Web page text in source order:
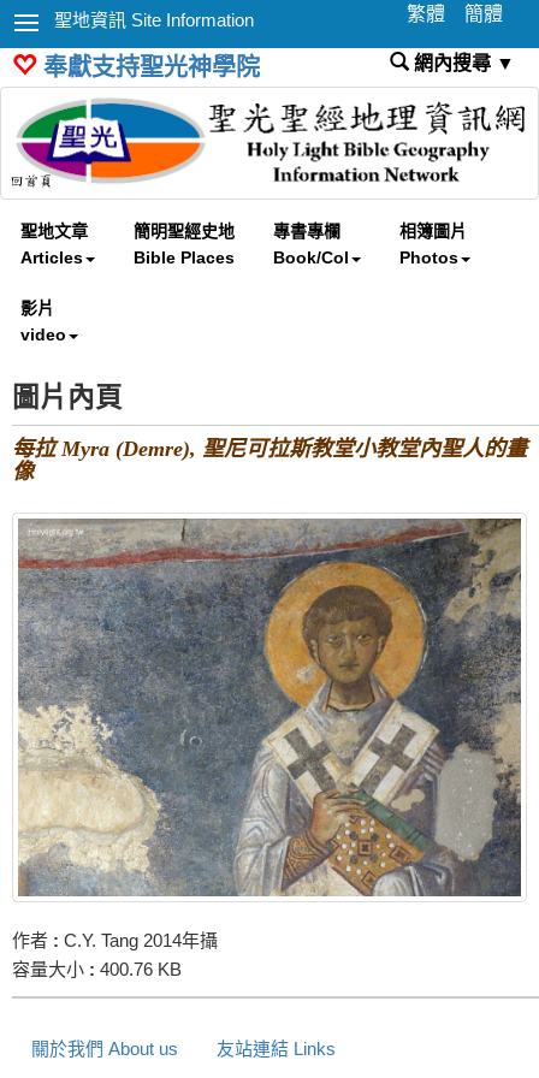
聖地資訊 Site Information 繁體 簡體
奉獻支持聖光神學院 網內搜尋 ▼
聖地文章
Articles
簡明聖經史地
Bible Places
專書專欄
Book/Col
相簿圖片
Photos
影片
video
圖片內頁
每拉 Myra (Demre), 聖尼可拉斯教堂小教堂內聖人的畫
像
作者 : C.Y. Tang 2014年攝
容量大小 : 400.76 KB
關於我們 About us 友站連結 Links